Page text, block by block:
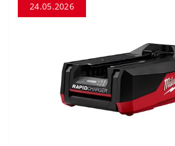
24.05.2026